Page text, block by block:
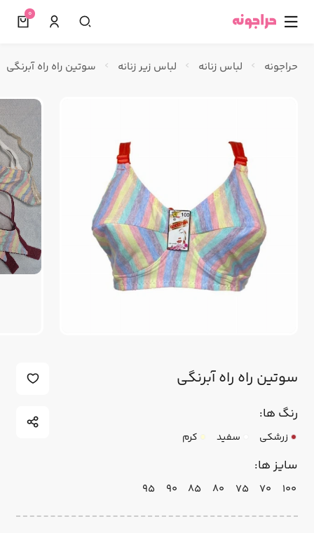
☰
0
حراجونه لباس زنانه لباس زیر زنانه سوتین راه راه آبرنگی
سوتین راه راه آبرنگی
رنگ ها:
زرشکی سفید کرم
سایز ها:
100
70
75
80
85
90
95